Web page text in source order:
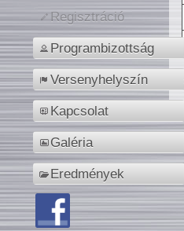
Regisztráció
Programbizottság
Versenyhelyszín
Kapcsolat
Galéria
Eredmények